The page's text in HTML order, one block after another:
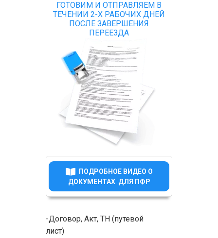
ГОТОВИМ И ОТПРАВЛЯЕМ В
ТЕЧЕНИИ 2-Х РАБОЧИХ ДНЕЙ
ПОСЛЕ ЗАВЕРШЕНИЯ
ПЕРЕЕЗДА
-Договор, Акт, ТН (путевой
лист)
ПОДРОБНОЕ ВИДЕО О
ДОКУМЕНТАХ ДЛЯ ПФР